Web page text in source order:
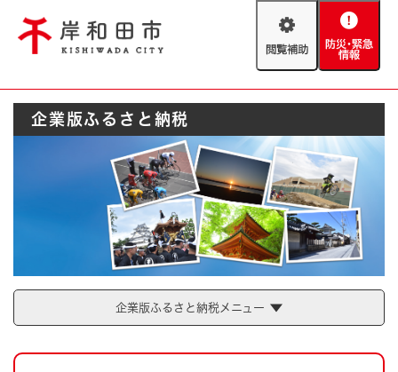
閲
助
防
緊
情
報
Foreign language
標準 拡大
黒 青
とじる
防災・緊急情報
ハザードマップ AED設置箇所
とじる
企業版ふるさと納税
企業版ふるさと納税メニュー
本